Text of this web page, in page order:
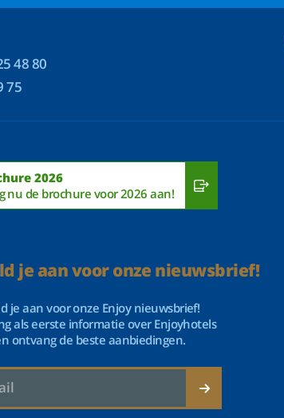
48 80
75
2026
nu de brochure voor 2026 aan!
je aan voor onze nieuwsbrief!
je aan voor onze Enjoy nieuwsbrief!
als eerste informatie over Enjoyhotels
ontvang de beste aanbiedingen.